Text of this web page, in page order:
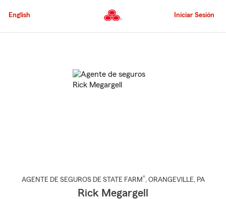
al
principal
English Iniciar Sesión
AGENTE DE SEGUROS DE STATE FARM®, ORANGEVILLE, PA
Rick Megargell